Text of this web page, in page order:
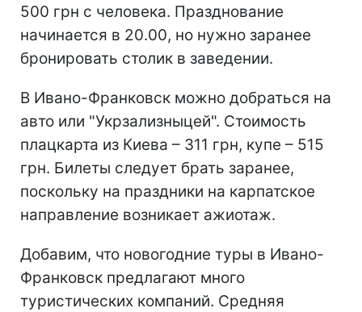
500 грн с человека. Празднование
начинается в 20.00, но нужно заранее
бронировать столик в заведении.
В Ивано-Франковск можно добраться на
авто или "Укрзализныцей". Стоимость
плацкарта из Киева – 311 грн, купе – 515
грн. Билеты следует брать заранее,
поскольку на праздники на карпатское
направление возникает ажиотаж.
Добавим, что новогодние туры в Ивано-
Франковск предлагают много
туристических компаний. Средняя